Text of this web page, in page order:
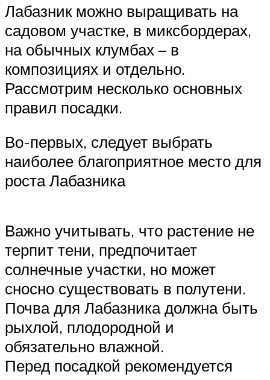
Лабазник можно выращивать на
садовом участке, в миксбордерах,
на обычных клумбах – в
композициях и отдельно.
Рассмотрим несколько основных
правил посадки.
Во-первых, следует выбрать
наиболее благоприятное место для
роста Лабазника
Важно учитывать, что растение не
терпит тени, предпочитает
солнечные участки, но может
сносно существовать в полутени.
Почва для Лабазника должна быть
рыхлой, плодородной и
обязательно влажной.
Перед посадкой рекомендуется